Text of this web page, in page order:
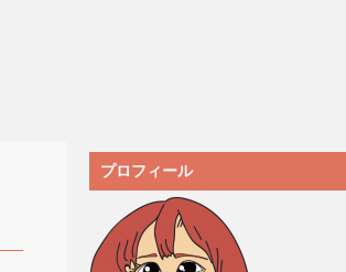
プロフィール